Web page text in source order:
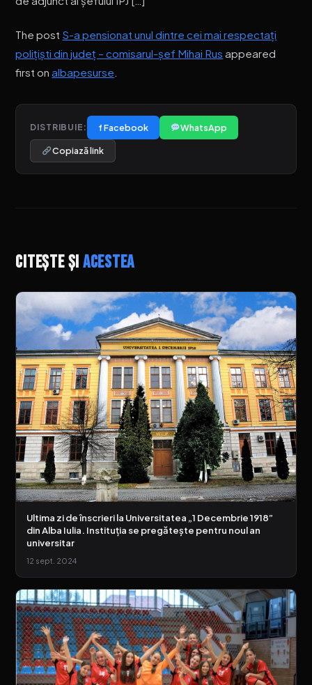
The post S-a pensionat unul dintre cei mai respectați
polițiști din județ – comisarul-șef Mihai Rus appeared
first onalbapesurse
DISTRIBUIE: f Facebook WhatsApp
Copiază link
Citește șiacestea
Ultima zi de înscrieri la Universitatea „1 Decembrie 1918”
din Alba Iulia. Instituția se pregătește pentru noul an
universitar
12 sept. 2024